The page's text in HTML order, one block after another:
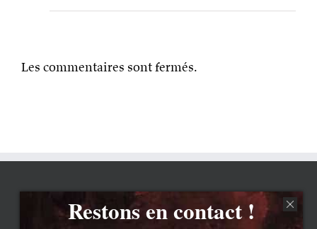
Les commentaires sont fermés.
Restons en contact !